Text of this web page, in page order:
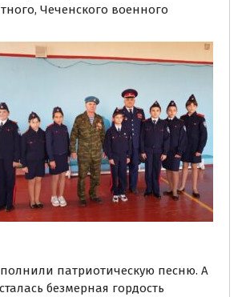
Чеченского военного
патриотическую песню. А
безмерная гордость